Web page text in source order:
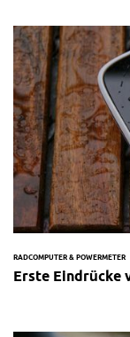
RADCOMPUTER & POWERMETER
Erste Eindrücke